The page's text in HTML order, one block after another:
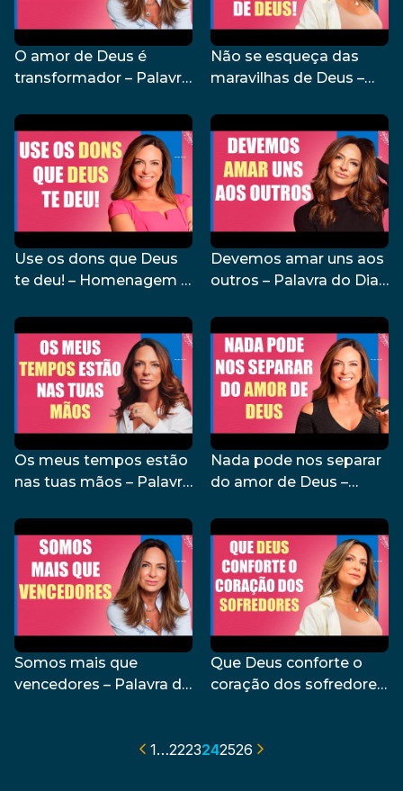
O amor de Deus é
transformador – Palavra
Não se esqueça das
maravilhas de Deus –
20/08/24
Use os dons que Deus
te deu! – Homenagem a
do Dia – 19/08/24
Devemos amar uns aos
outros – Palavra do Dia
Os meus tempos estão
nas tuas mãos – Palavra
Nada pode nos separar
do amor de Deus –
14/08/24
Somos mais que
vencedores – Palavra do
Que Deus conforte o
coração dos sofredores
1…2223242526